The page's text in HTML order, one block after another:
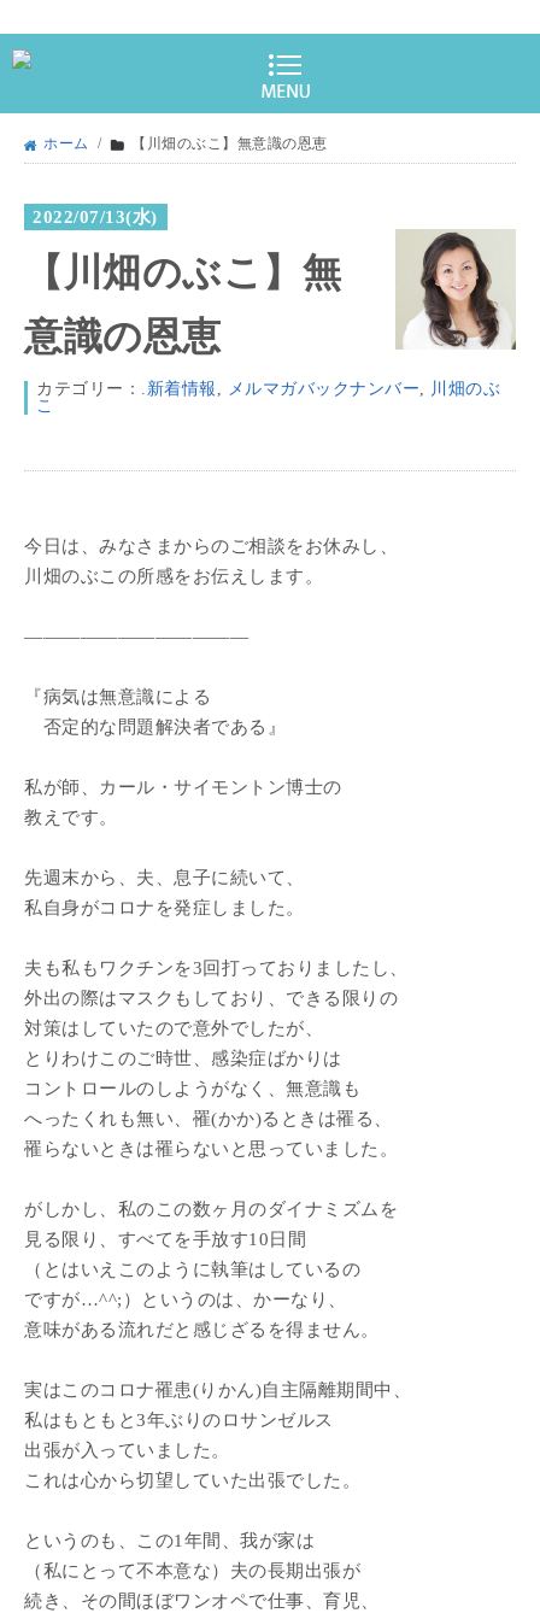
ホーム / 【川畑のぶこ】無意識の恩恵
2022/07/13(水)
【川畑のぶこ】無
意識の恩恵
カテゴリー： .新着情報 , メルマガバックナンバー, 川畑のぶ
こ
今日は、みなさまからのご相談をお休みし、
川畑のぶこの所感をお伝えします。
————————————
『病気は無意識による
否定的な問題解決者である』
私が師、カール・サイモントン博士の
教えです。
先週末から、夫、息子に続いて、
私自身がコロナを発症しました。
夫も私もワクチンを3回打っておりましたし、
外出の際はマスクもしており、できる限りの
対策はしていたので意外でしたが、
とりわけこのご時世、感染症ばかりは
コントロールのしようがなく、無意識も
へったくれも無い、罹(かか)るときは罹る、
罹らないときは罹らないと思っていました。
がしかし、私のこの数ヶ月のダイナミズムを
見る限り、すべてを手放す10日間
（とはいえこのように執筆はしているの
ですが…^^;）というのは、かーなり、
意味がある流れだと感じざるを得ません。
実はこのコロナ罹患(りかん)自主隔離期間中、
私はもともと3年ぶりのロサンゼルス
出張が入っていました。
これは心から切望していた出張でした。
というのも、この1年間、我が家は
（私にとって不本意な）夫の長期出張が
続き、その間ほぼワンオペで仕事、育児、